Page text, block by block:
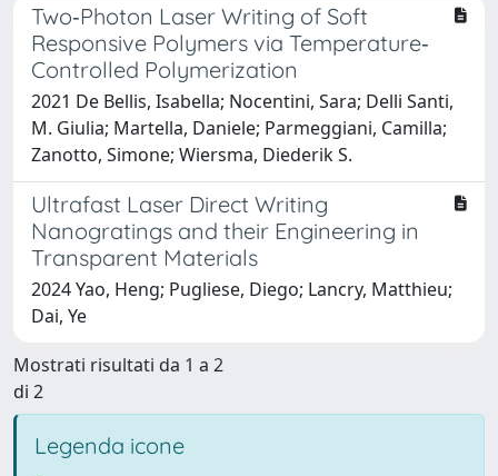
Two‐Photon Laser Writing of Soft
Responsive Polymers via Temperature‐
Controlled Polymerization
2021 De Bellis, Isabella; Nocentini, Sara; Delli Santi,
M. Giulia; Martella, Daniele; Parmeggiani, Camilla;
Zanotto, Simone; Wiersma, Diederik S.
Ultrafast Laser Direct Writing
Nanogratings and their Engineering in
Transparent Materials
2024 Yao, Heng; Pugliese, Diego; Lancry, Matthieu;
Dai, Ye
Mostrati risultati da 1 a 2
di 2
Legenda icone